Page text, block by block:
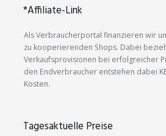
*Affiliate-Link
Als Verbraucherportal finanzieren wir
zu kooperierenden Shops. Dabei
Verkaufsprovisionen bei erfolgreicher
den Endverbraucher entstehen dabei
Kosten.
Tagesaktuelle Preise